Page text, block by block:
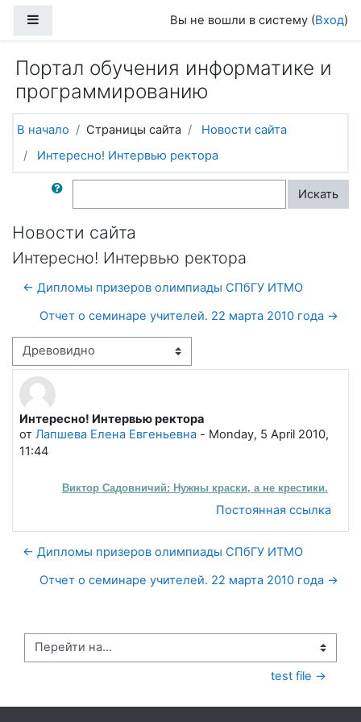
Вы не вошли в систему (Вход)
Портал обучения информатике и
программированию
В начало Страницы сайта
Новости сайта
Интересно! Интервью ректора
Поиск по форумам Искать
Новости сайта
Интересно! Интервью ректора
← Дипломы призеров олимпиады СПбГУ ИТМО
Отчет о семинаре учителей. 22 марта 2010 года →
Режим отображения
Интересно! Интервью ректора
от Лапшева Елена Евгеньевна - Monday, 5 April 2010,
11:44
Количество ответов: 0
Виктор Садовничий: Нужны краски, а не крестики.
Постоянная ссылка
← Дипломы призеров олимпиады СПбГУ ИТМО
Отчет о семинаре учителей. 22 марта 2010 года →
Перейти на...
test file →